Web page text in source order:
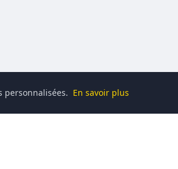
personnalisées. En savoir plus